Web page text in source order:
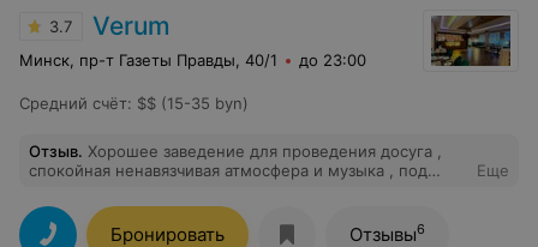
3.7 Verum
Минск, пр-т Газеты Правды, 40/1 до 23:00
Средний счёт: $$ (15-35 byn)
Отзыв. Хорошее заведение для проведения досуга ,
спокойная ненавязчивая атмосфера и музыка , под
вкуснейшая еда и напитки , очень вежливый и
тактичный персонал, рекомендую данное заведение!!
Еще
Бронировать Отзывы6